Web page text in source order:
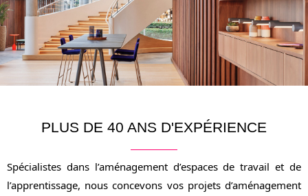
PLUS DE 40 ANS D'EXPÉRIENCE
Spécialistes dans l’aménagement d’espaces de travail et de
l’apprentissage, nous concevons vos projets d’aménagement